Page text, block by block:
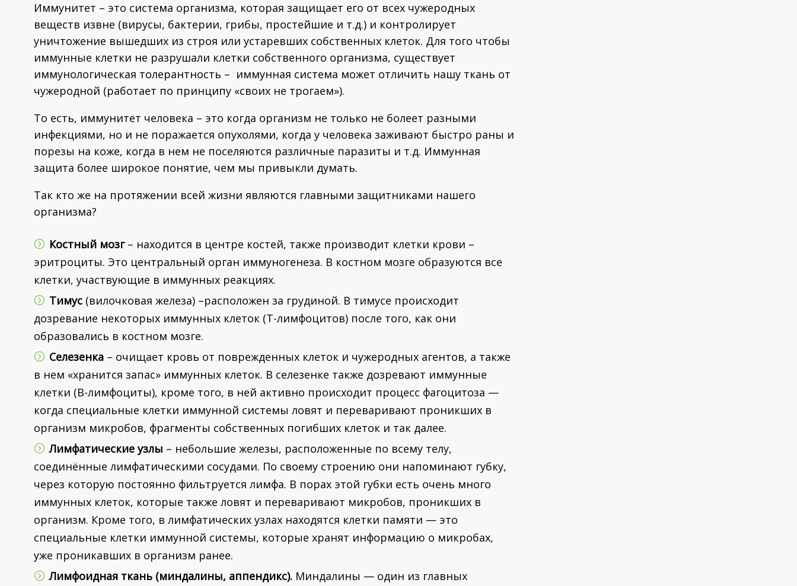
Иммунитет – это система организма, которая защищает его от всех чужеродных
веществ извне (вирусы, бактерии, грибы, простейшие и т.д.) и контролирует
уничтожение вышедших из строя или устаревших собственных клеток. Для того чтобы
иммунные клетки не разрушали клетки собственного организма, существует
иммунологическая толерантность – иммунная система может отличить нашу ткань от
чужеродной (работает по принципу «своих не трогаем»).
То есть, иммунитет человека – это когда организм не только не болеет разными
инфекциями, но и не поражается опухолями, когда у человека заживают быстро раны и
порезы на коже, когда в нем не поселяются различные паразиты и т.д. Иммунная
защита более широкое понятие, чем мы привыкли думать.
Так кто же на протяжении всей жизни являются главными защитниками нашего
организма?
Костный мозг– находится в центре костей, также производит клетки крови –
эритроциты. Это центральный орган иммуногенеза. В костном мозге образуются все
клетки, участвующие в иммунных реакциях.
Тимус (вилочковая железа) –расположен за грудиной. В тимусе происходит
дозревание некоторых иммунных клеток (Т-лимфоцитов) после того, как они
образовались в костном мозге.
Селезенка – очищает кровь от поврежденных клеток и чужеродных агентов, а также
в нем «хранится запас» иммунных клеток. В селезенке также дозревают иммунные
клетки (B-лимфоциты), кроме того, в ней активно происходит процесс фагоцитоза —
когда специальные клетки иммунной системы ловят и переваривают проникших в
организм микробов, фрагменты собственных погибших клеток и так далее.
Лимфатические узлы – небольшие железы, расположенные по всему телу,
соединённые лимфатическими сосудами. По своему строению они напоминают губку,
через которую постоянно фильтруется лимфа. В порах этой губки есть очень много
иммунных клеток, которые также ловят и переваривают микробов, проникших в
организм. Кроме того, в лимфатических узлах находятся клетки памяти — это
специальные клетки иммунной системы, которые хранят информацию о микробах,
уже проникавших в организм ранее.
Лимфоидная ткань (миндалины, аппендикс). Миндалины — один из главных